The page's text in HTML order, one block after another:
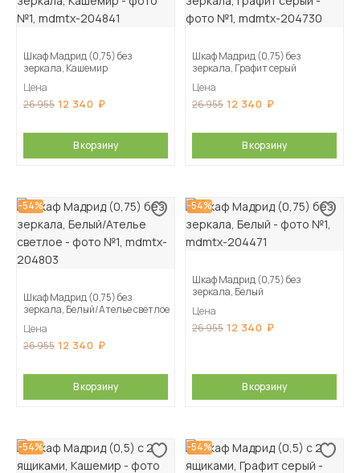
Шкаф Мадрид (0,75) без
зеркала, Кашемир
Цена
26 955 12 340
В корзину
Шкаф Мадрид (0,75) без
зеркала, Графит серый
Цена
26 955 12 340
В корзину
-54%
Шкаф Мадрид (0,75) без
зеркала, Белый/Ателье светлое
Цена
26 955 12 340
В корзину
-54%
Шкаф Мадрид (0,75) без
зеркала, Белый
Цена
26 955 12 340
В корзину
-54% -54%